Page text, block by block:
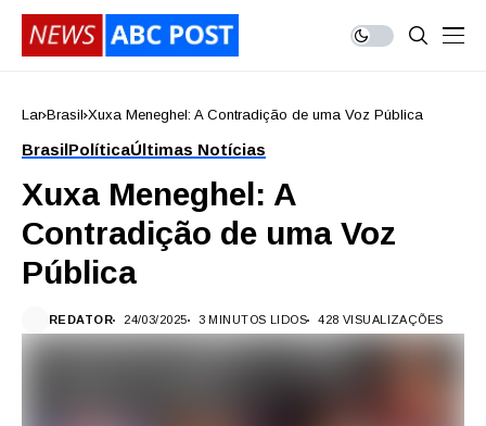
Lar Brasil Xuxa Meneghel: A Contradição de uma Voz Pública
BrasilPolíticaÚltimas Notícias
Xuxa Meneghel: A
Contradição de uma Voz
Pública
REDATOR 24/03/2025 3 MINUTOS LIDOS 428 VISUALIZAÇÕES